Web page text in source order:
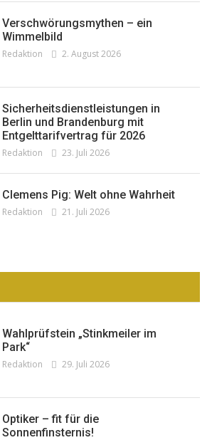
London mit Summer Sale und
neuer Kollektion
Redaktion 19. Juli 2026
Verschwörungsmythen – ein
Wimmelbild
Redaktion 2. August 2026
Sicherheitsdienstleistungen in
Berlin und Brandenburg mit
Entgelttarifvertrag für 2026
Redaktion 23. Juli 2026
Clemens Pig: Welt ohne Wahrheit
Redaktion 21. Juli 2026
Wahlprüfstein „Stinkmeiler im
Park“
Redaktion 29. Juli 2026
Optiker – fit für die
Sonnenfinsternis!